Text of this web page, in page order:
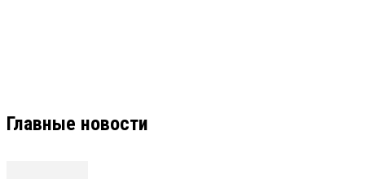
Главные новости